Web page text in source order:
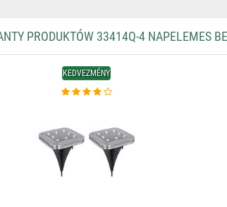
PRODUKTÓW 33414Q-4 NAPELEMES
KEDVEZMÉNY